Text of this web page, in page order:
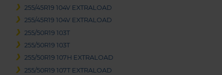
255/45R19 104V EXTRALOAD
255/45R19 104V EXTRALOAD
255/50R19 103T
255/50R19 103T
255/50R19 107H EXTRALOAD
255/50R19 107T EXTRALOAD